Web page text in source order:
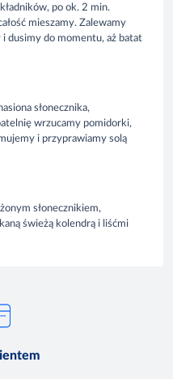
po ok. 2 min.
mieszamy. Zalewamy
dusimy do momentu, aż batat
słonecznika,
wrzucamy pomidorki,
i przyprawiamy solą
słonecznikiem,
świeżą kolendrą i liśćmi